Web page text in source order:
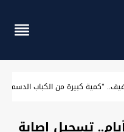
أطاحت بمسؤولين في ذي قار
تسجيل إصابة